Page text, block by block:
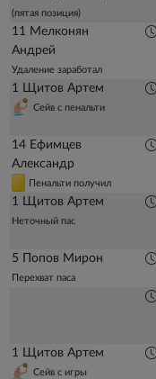
(пятая позиция)
11 Мелконян
Андрей
Удаление заработал
1 Щитов Артем
Сейв с пенальти
14 Ефимцев
Александр
Пенальти получил
1 Щитов Артем
Неточный пас
5 Попов Мирон
Перехват паса
1 Щитов Артем
Сейв с игры